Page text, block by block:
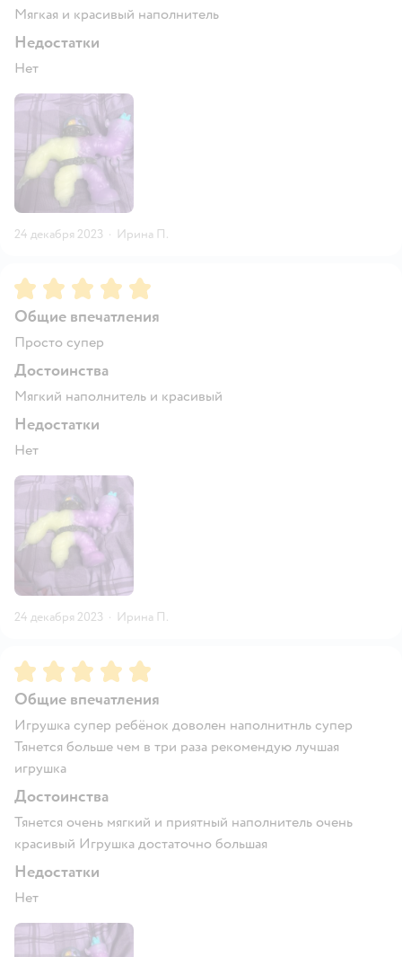
Мягкая и красивый наполнитель
Недостатки
Нет
24 декабря 2023 · Ирина П.
Рейтинг:5
Общие впечатления
Просто супер
Достоинства
Мягкий наполнитель и красивый
Недостатки
Нет
24 декабря 2023 · Ирина П.
Рейтинг:5
Общие впечатления
Игрушка супер ребёнок доволен наполнитнль супер
Тянется больше чем в три раза рекомендую лучшая
игрушка
Достоинства
Тянется очень мягкий и приятный наполнитель очень
красивый Игрушка достаточно большая
Недостатки
Нет